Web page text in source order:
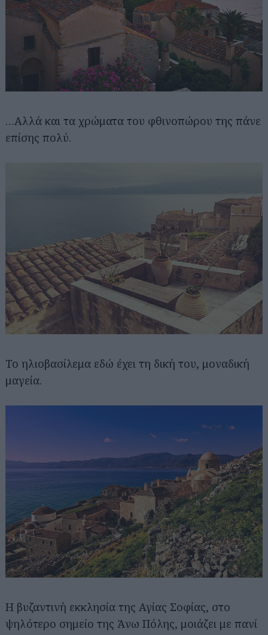
…Αλλά και τα χρώματα του φθινοπώρου της πάνε
επίσης πολύ.
Το ηλιοβασίλεμα εδώ έχει τη δική του, μοναδική
μαγεία.
Η βυζαντινή εκκλησία της Αγίας Σοφίας, στο
ψηλότερο σημείο της Άνω Πόλης, μοιάζει με πανί